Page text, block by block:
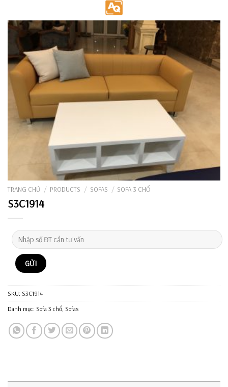
content
TRANG CHỦ / PRODUCTS / SOFAS / SOFA 3 CHỔ
S3C1914
SKU: S3C1914
Danh mục: Sofa 3 chổ, Sofas